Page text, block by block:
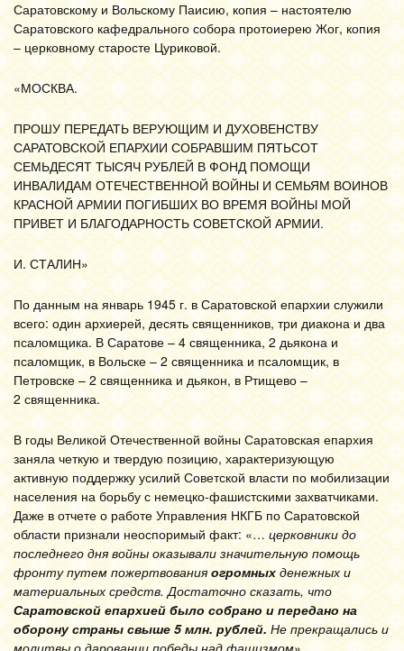
Саратовскому и Вольскому Паисию, копия – настоятелю
Саратовского кафедрального собора протоиерею Жог, копия
– церковному старосте Цуриковой.
«МОСКВА.
ПРОШУ ПЕРЕДАТЬ ВЕРУЮЩИМ И ДУХОВЕНСТВУ
САРАТОВСКОЙ ЕПАРХИИ СОБРАВШИМ ПЯТЬСОТ
СЕМЬДЕСЯТ ТЫСЯЧ РУБЛЕЙ В ФОНД ПОМОЩИ
ИНВАЛИДАМ ОТЕЧЕСТВЕННОЙ ВОЙНЫ И СЕМЬЯМ ВОИНОВ
КРАСНОЙ АРМИИ ПОГИБШИХ ВО ВРЕМЯ ВОЙНЫ МОЙ
ПРИВЕТ И БЛАГОДАРНОСТЬ СОВЕТСКОЙ АРМИИ.
И. СТАЛИН»
По данным на январь 1945 г. в Саратовской епархии служили
всего: один архиерей, десять священников, три диакона и два
псаломщика. В Саратове – 4 священника, 2 дьякона и
псаломщик, в Вольске – 2 священника и псаломщик, в
Петровске – 2 священника и дьякон, в Ртищево –
2 священника.
В годы Великой Отечественной войны Саратовская епархия
заняла четкую и твердую позицию, характеризующую
активную поддержку усилий Советской власти по мобилизации
населения на борьбу с немецко-фашистскими захватчиками.
Даже в отчете о работе Управления НКГБ по Саратовской
области признали неоспоримый факт: «… церковники до
последнего дня войны оказывали значительную помощь
фронту путем пожертвованияогромныхденежных и
материальных средств. Достаточно сказать, что
Саратовской епархией было собрано и передано на
оборону страны свыше 5 млн. рублей. Не прекращались и
молитвы о даровании победы над фашизмом».